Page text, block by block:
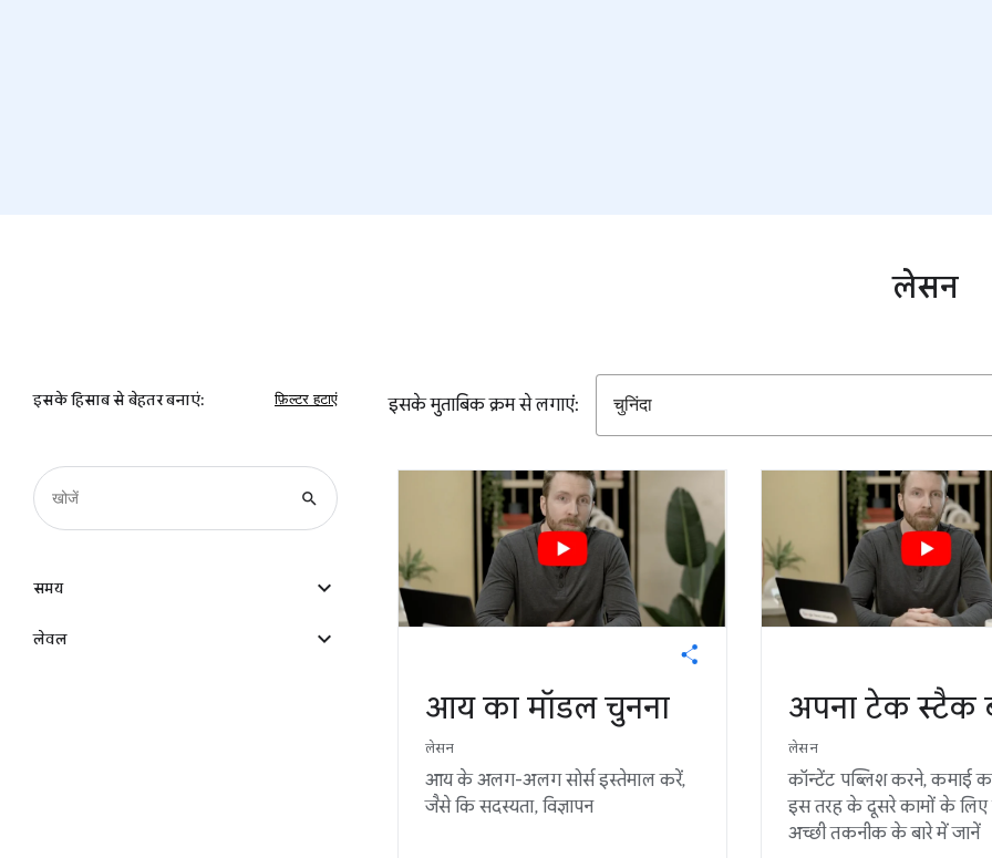
लेसन
इसके हिसाब से बेहतर बनाएं:
search
समय expand_more
लेवल expand_more
इसके मुताबिक क्रम से लगाएं: चुनिंदा
आय का मॉडल चुनना
लेसन
आय के अलग-अलग सोर्स इस्तेमाल करें,
जैसे कि सदस्यता, विज्ञापन
अपना टेक स्टैक
लेसन
कॉन्टेंट पब्लिश करने, कमाई
इस तरह के दूसरे कामों के
अच्छी तकनीक के बारे में जानें